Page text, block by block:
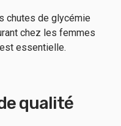
chutes de glycémie
chez les femmes
essentielle.
qualité